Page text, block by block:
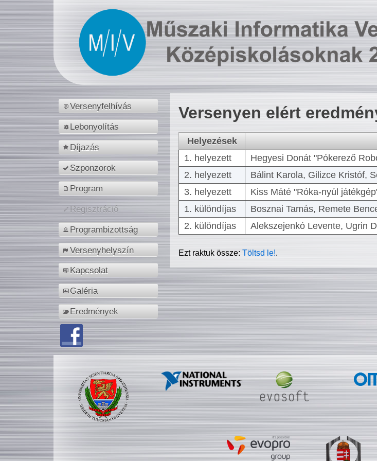
Versenyfelhívás
Lebonyolítás
Díjazás
Szponzorok
Program
Regisztráció
Programbizottság
Versenyhelyszín
Kapcsolat
Galéria
Eredmények
Versenyen elért
Helyezések
1. helyezett
Hegyesi Donát "Pókerező
2. helyezett
Bálint Karola, Gilizce Kristóf,
3. helyezett
Kiss Máté "Róka-nyúl
1. különdíjas
Bosznai Tamás, Remete
2. különdíjas
Alekszejenkó Levente, Ugrin
Ezt raktuk össze:Töltsd le!.